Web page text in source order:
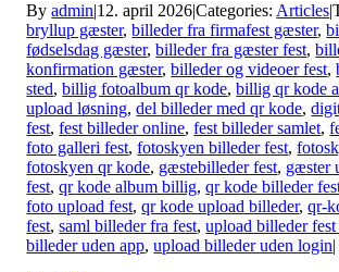
Byadmin|12. april 2026|Categories: Articles|
bryllup gæster,billeder fra firmafest gæster,
fødselsdag gæster,billeder fra gæster fest,
konfirmation gæster,billeder og videoer fest,
sted,billig fotoalbum qr kode,billig qr kode
upload løsning,del billeder med qr kode,
fest,fest billeder online,fest billeder samlet,
foto galleri fest,fotoskyen billeder fest,
fotoskyen qr kode, gæstebilleder fest, gæster
fest,qr kode album billig,qr kode billeder
foto upload fest,qr kode upload billeder,qr-
fest,saml billeder fra fest,upload billeder
billeder uden app,upload billeder uden login|